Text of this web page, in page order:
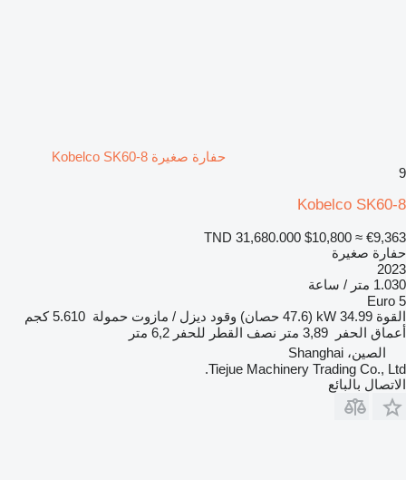
حفارة صغيرة Kobelco SK60-8
9
Kobelco SK60-8
TND 31,680.000 $10,800 ≈ €9,363
حفارة صغيرة
2023
1.030 متر / ساعة
Euro 5
القوة 34.99 kW (47.6 حصان) وقود ديزل / مازوت حمولة 5.610 كجم
أعماق الحفر
3,89 متر نصف القطر للحفر 6,2 متر
الصين، Shanghai
Tiejue Machinery Trading Co., Ltd.
الاتصال بالبائع